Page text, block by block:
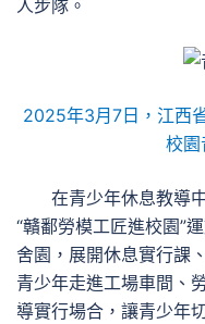
人步隊。
2025年3月7日，江西
校園
在青少年休息教導
“贛鄱勞模工匠進校園”
舍園，展開休息實行課
青少年走進工場車間、
導實行場合，讓青少年